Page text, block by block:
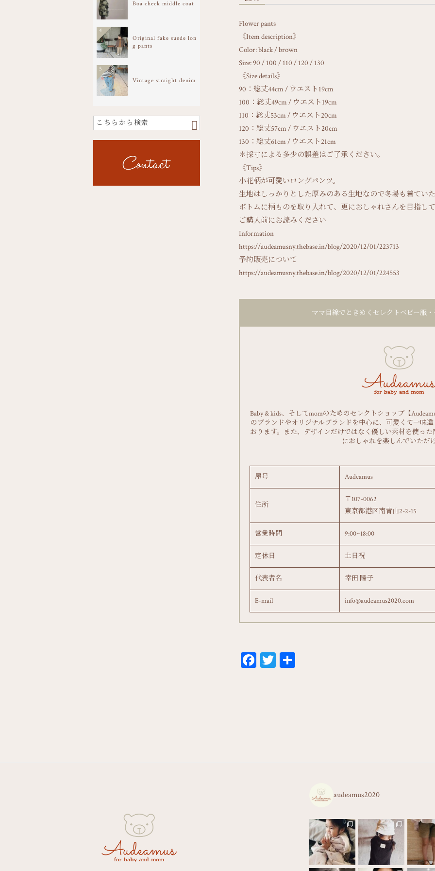
Flower pants
《Item description》
Color: black / brown
Size: 90 / 100 / 110 / 120 / 130
《Size details》
90：総丈44cm / ウエスト19cm
100：総丈49cm / ウエスト19cm
110：総丈53cm / ウエスト20cm
120：総丈57cm / ウエスト20cm
130：総丈61cm / ウエスト21cm
＊採寸による多少の誤差はご了承ください。
《Tips》
小花柄が可愛いロングパンツ。
生地はしっかりとした厚みのある生地なので冬場も着てい
ボトムに柄ものを取り入れて、更におしゃれさんを目指し
ご購入前にお読みください
Information
https://audeamusny.thebase.in/blog/2020/12/01/223713
予約販売について
https://audeamusny.thebase.in/blog/2020/12/01/224553
ママ目線でときめくセレクトベビー服・
Baby & kids、そしてmomのためのセレクトショップ【
のブランドやオリジナルブランドを中心に、可愛くて一味
おります。また、デザインだけではなく優しい素材を使っ
におしゃれを楽しんでいただ
屋号 Audeamus
住所
〒107-0062
東京都港区南青山2-2-15
営業時間 9:00~18:00
定休日 土日祝
代表者名 幸田 陽子
E-mail info@audeamus2020.com
Fa T
Boa check middle coat
Original fake suede lon
g pants
4
Vintage straight denim
5
audeamus2020